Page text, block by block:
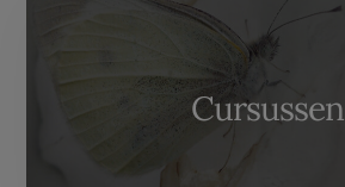
Cursussen